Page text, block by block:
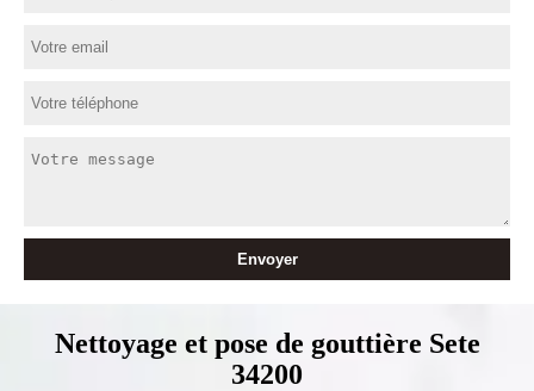
Nettoyage et pose de gouttière Sete
34200